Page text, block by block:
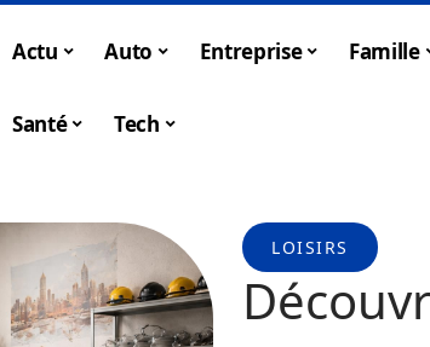
Actu Auto Entreprise Famille
Santé Tech
LOISIRS